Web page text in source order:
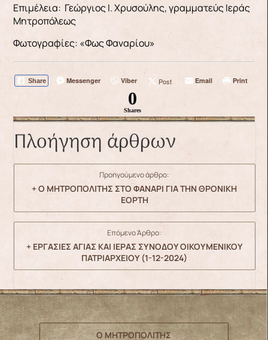
Επιμέλεια: Γεώργιος Ι. Χρυσούλης, γραμματεύς Ιεράς
Μητροπόλεως
Φωτογραφίες: «Φως Φαναρίου»
Share Messenger Viber Post Email Print
0
Shares
Πλοήγηση άρθρων
Προηγούμενο άρθρο:
+ Ο ΜΗΤΡΟΠΟΛΙΤΗΣ ΣΤΟ ΦΑΝΑΡΙ ΓΙΑ ΤΗΝ ΘΡΟΝΙΚΗ
ΕΟΡΤΗ
Επόμενο Άρθρο:
+ ΕΡΓΑΣΙΕΣ ΑΓΙΑΣ ΚΑΙ ΙΕΡΑΣ ΣΥΝΟΔΟΥ ΟΙΚΟΥΜΕΝΙΚΟΥ
ΠΑΤΡΙΑΡΧΕΙΟΥ (1-12-2024)
Ο ΜΗΤΡΟΠΟΛΙΤΗΣ